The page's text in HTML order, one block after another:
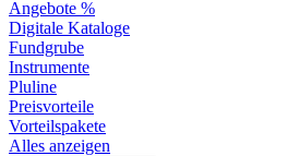
Angebote %
Digitale Kataloge
Fundgrube
Instrumente
Pluline
Preisvorteile
Vorteilspakete
Alles anzeigen